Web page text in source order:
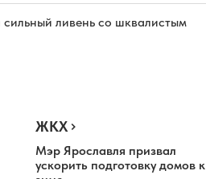
сильный ливень со шквалистым
ЖКХ
Мэр Ярославля призвал
ускорить подготовку домов к